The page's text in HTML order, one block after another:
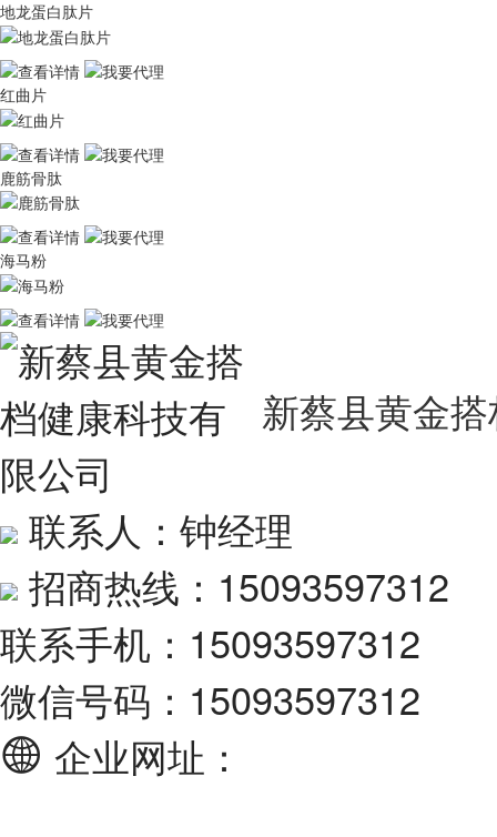
地龙蛋白肽片
红曲片
鹿筋骨肽
海马粉
新蔡县黄金
联系人：钟经理
招商热线：15093597312
联系手机：15093597312
微信号码：15093597312
企业网址：